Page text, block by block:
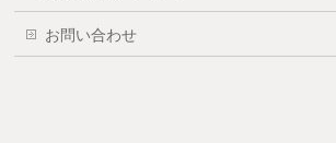
お問い合わせ